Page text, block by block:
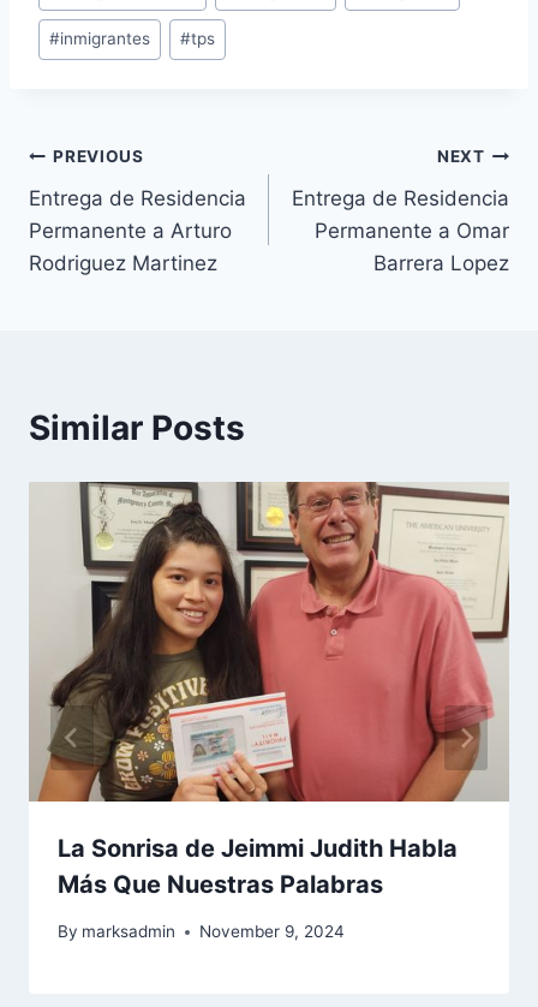
#inmigrantes #tps
PREVIOUS
Entrega de Residencia
Permanente a Arturo
Rodriguez Martinez
NEXT
Entrega de Residencia
Permanente a Omar
Barrera Lopez
Similar Posts
La Sonrisa de Jeimmi Judith Habla
Más Que Nuestras Palabras
By marksadmin November 9, 2024